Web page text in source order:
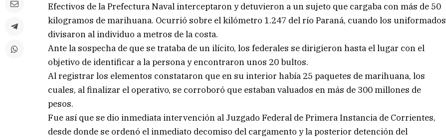
Efectivos de la Prefectura Naval interceptaron y detuvieron a un sujeto que cargaba con más de 50
kilogramos de marihuana. Ocurrió sobre el kilómetro 1.247 del río Paraná, cuando los uniformados
divisaron al individuo a metros de la costa.
Ante la sospecha de que se trataba de un ilícito, los federales se dirigieron hasta el lugar con el
objetivo de identificar a la persona y encontraron unos 20 bultos.
Al registrar los elementos constataron que en su interior había 25 paquetes de marihuana, los
cuales, al finalizar el operativo, se corroboró que estaban valuados en más de 300 millones de
pesos.
Fue así que se dio inmediata intervención al Juzgado Federal de Primera Instancia de Corrientes,
desde donde se ordenó el inmediato decomiso del cargamento y la posterior detención del